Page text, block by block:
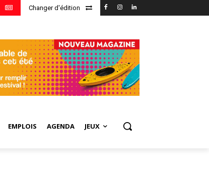
Changer d'édition
EMPLOIS AGENDA JEUX